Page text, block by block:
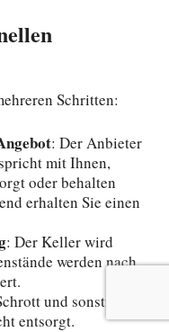
Schritten:
: Der Anbieter
mit Ihnen,
oder behalten
erhalten Sie einen
: Der Keller wird
werden nach
und sonstige
entsorgt.